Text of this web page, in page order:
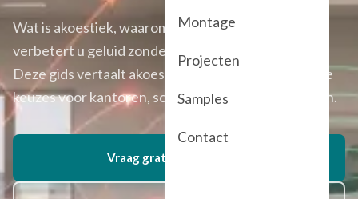
Montage
Projecten
Samples
Contact
Wat is akoestiek, waarom galmt een ruimte en hoe
verbetert u geluid zonder ingrijpende verbouwing?
Deze gids vertaalt akoestische theorie naar heldere
keuzes voor kantoren, scholen, horeca en woningen.
Vraag gratis advies aan